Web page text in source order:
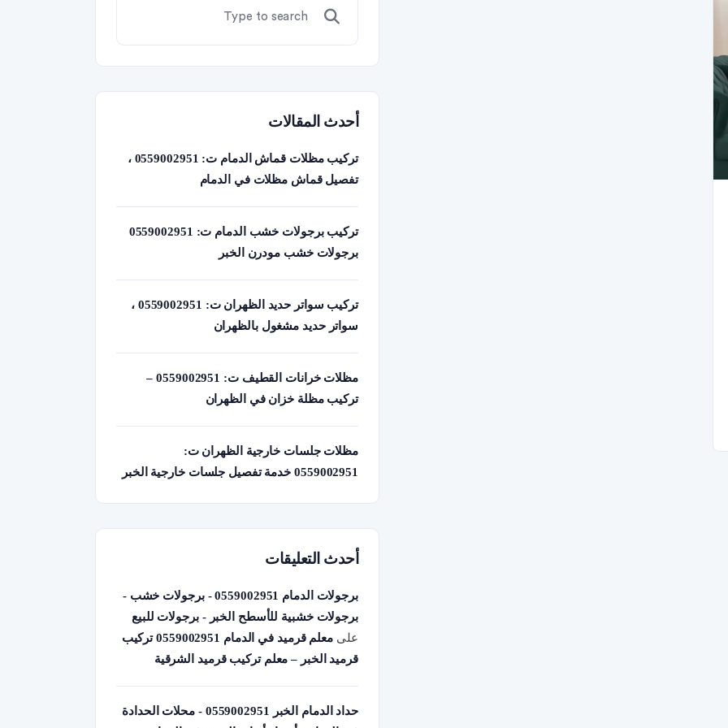
أحدث المقالات
تركيب مظلات قماش الدمام ت: 0559002951 ،
تفصيل قماش مظلات في الدمام
تركيب برجولات خشب الدمام ت: 0559002951
برجولات خشب مودرن الخبر
تركيب سواتر حديد الظهران ت: 0559002951 ،
سواتر حديد مشغول بالظهران
مظلات خرانات القطيف ت: 0559002951 –
تركيب مظلة خزان في الظهران
مظلات جلسات خارجية الظهران ت:
0559002951 خدمة تفصيل جلسات خارجية الخبر
أحدث التعليقات
برجولات الدمام 0559002951 - برجولات خشب -
برجولات خشبية للأسطح الخبر - برجولات للبيع
على
معلم قرميد في الدمام 0559002951 تركيب
قرميد الخبر – معلم تركيب قرميد الشرقية
حداد الدمام الخبر 0559002951 - محلات الحدادة